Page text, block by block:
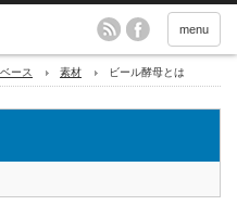
menu
ース 素材 ビール酵母とは